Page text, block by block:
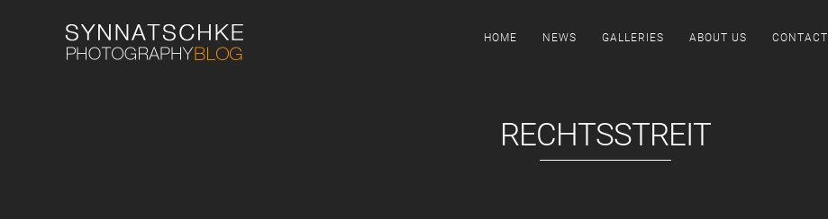
HOME NEWS GALLERIES ABOUT US CONTACT
RECHTSSTREIT